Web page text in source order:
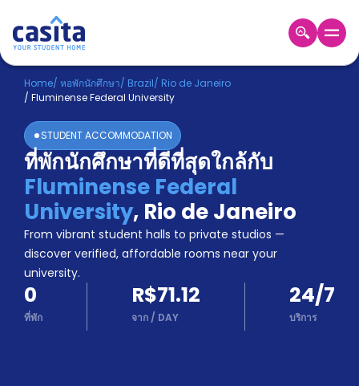
Home TH BRL
เข้าสู่
ระบบ
Booking
Accommodation
About
us
Blog
Refer
And
Earn
Become
A
Partner
Help
Home/ หอพักนักศึกษา/ Brazil/ Rio de Janeiro
/ Fluminense Federal University
STUDENT ACCOMMODATION
ที่พักนักศึกษาที่ดีที่สุดใกล้กับ
Fluminense Federal
University, Rio de Janeiro
From vibrant student halls to private studios —
discover verified, affordable rooms near your
university.
0
ที่พัก
R$71.12
จาก / DAY
24/7
บริการ